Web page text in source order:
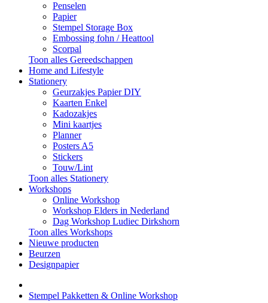
Penselen
Papier
Stempel Storage Box
Embossing fohn / Heattool
Scorpal
Toon alles Gereedschappen
Home and Lifestyle
Stationery
Geurzakjes Papier DIY
Kaarten Enkel
Kadozakjes
Mini kaartjes
Planner
Posters A5
Stickers
Touw/Lint
Toon alles Stationery
Workshops
Online Workshop
Workshop Elders in Nederland
Dag Workshop Ludiec Dirkshorn
Toon alles Workshops
Nieuwe producten
Beurzen
Designpapier
Stempel Pakketten & Online Workshop